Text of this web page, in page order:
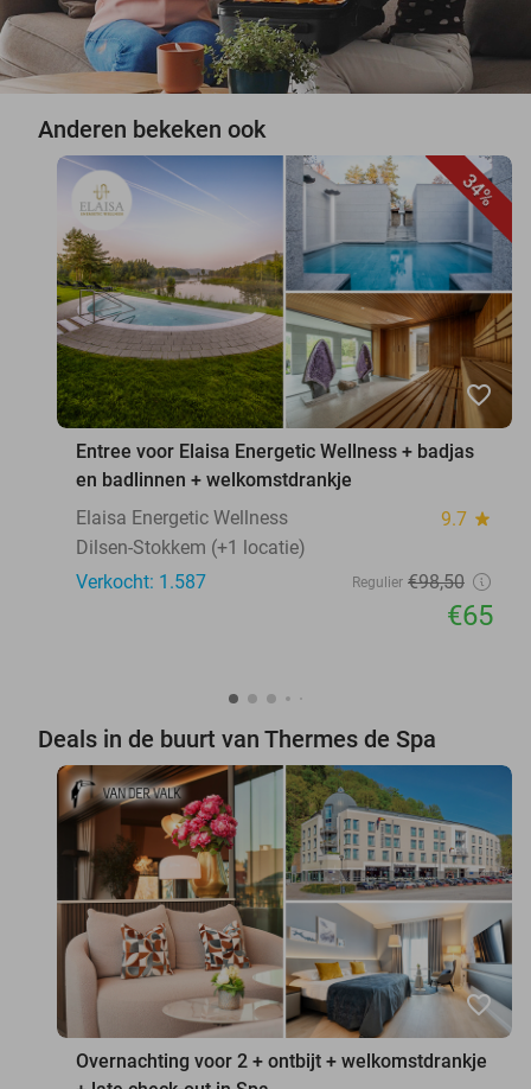
Anderen bekeken ook
34%
favorite_border
Entree voor Elaisa Energetic Wellness + badjas
en badlinnen + welkomstdrankje
Elaisa Energetic Wellness
9.7 star
Dilsen-Stokkem (+1 locatie)
Verkocht: 1.587
Regulier €98,50
€65
Deals in de buurt van Thermes de Spa
favorite_border
Overnachting voor 2 + ontbijt + welkomstdrankje